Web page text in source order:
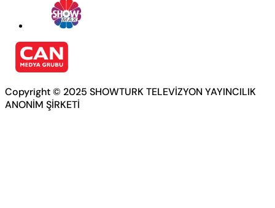
Copyright © 2025 SHOWTURK TELEVİZYON YAYINCILIK
ANONİM ŞİRKETİ